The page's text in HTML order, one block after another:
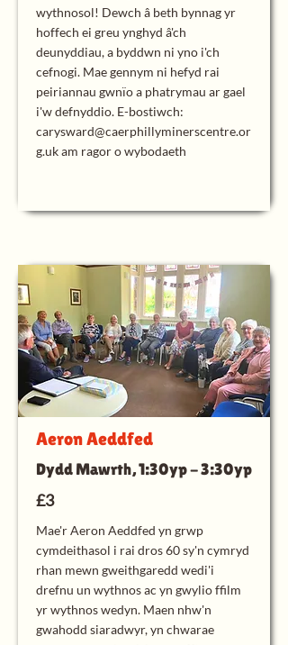
wythnosol! Dewch â beth bynnag yr
hoffech ei greu ynghyd â'ch
deunyddiau, a byddwn ni yno i'ch
cefnogi. Mae gennym ni hefyd rai
peiriannau gwnïo a phatrymau ar gael
i'w defnyddio. E-bostiwch:
carysward@caerphillyminerscentre.or
g.ukam ragor o wybodaeth
Aeron Aeddfed
Dydd Mawrth, 1:30yp - 3:30yp
£3
Mae'r Aeron Aeddfed yn grwp
cymdeithasol i rai dros 60 sy'n cymryd
rhan mewn gweithgaredd wedi'i
drefnu un wythnos ac yn gwylio ffilm
yr wythnos wedyn. Maen nhw'n
gwahodd siaradwyr, yn chwarae